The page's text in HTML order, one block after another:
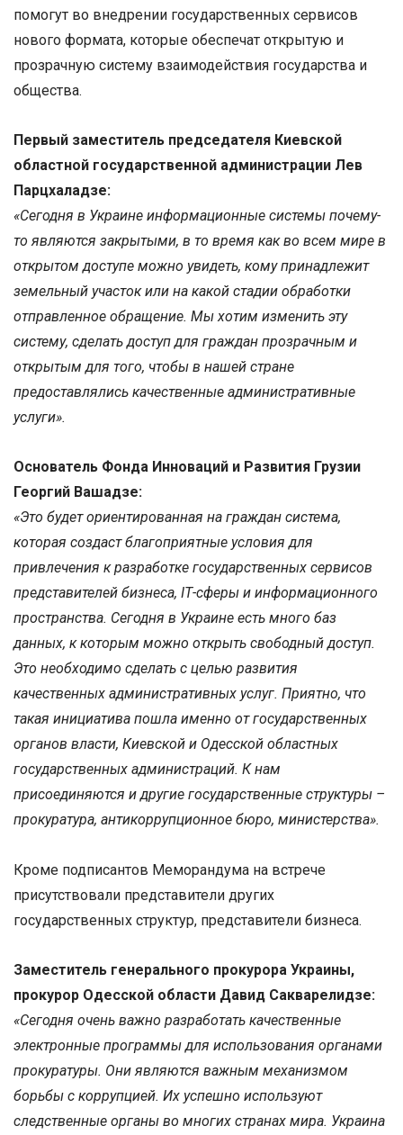
помогут во внедрении государственных сервисов
нового формата, которые обеспечат открытую и
прозрачную систему взаимодействия государства и
общества.
Первый заместитель председателя Киевской
областной государственной администрации Лев
Парцхаладзе:
«Сегодня в Украине информационные системы почему-
то являются закрытыми, в то время как во всем мире в
открытом доступе можно увидеть, кому принадлежит
земельный участок или на какой стадии обработки
отправленное обращение. Мы хотим изменить эту
систему, сделать доступ для граждан прозрачным и
открытым для того, чтобы в нашей стране
предоставлялись качественные административные
услуги».
Основатель Фонда И нноваций и Развития Грузии
Георгий Вашадзе:
«Это будет ориентированная на граждан система,
которая создаст благоприятные условия для
привлечения к разработке государственных сервисов
представителей бизнеса, ІТ-сферы и информационного
пространства. Сегодня в Украине есть много баз
данных, к которым можно открыть свободный доступ.
Это необходимо сделать с целью развития
качественных административных услуг. Приятно, что
такая инициатива пошла именно от государственных
органов власти, Киевской и Одесской областных
государственных администраций. К нам
присоединяются и другие государственные структуры –
прокуратура, антикоррупционное бюро, министерства».
Кроме подписантов Меморандума на встрече
присутствовали представители других
государственных структур, представители бизнеса.
Заместитель генерального прокурора Украины,
прокурор Одесской области Давид Сакварелидзе:
«Сегодня очень важно разработать качественные
электронные программы для использования органами
прокуратуры. Они являются важным механизмом
борьбы с коррупцией. Их успешно используют
следственные органы во многих странах мира. Украина